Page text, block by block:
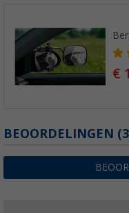
€
BEOORDELINGEN